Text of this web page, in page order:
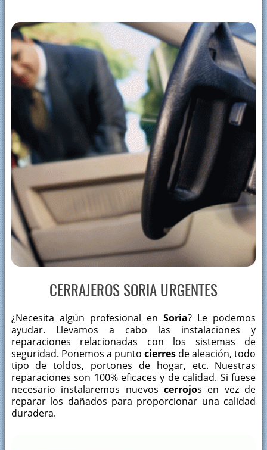
CERRAJEROS SORIA URGENTES
¿Necesita algún profesional en Soria? Le podemos
ayudar. Llevamos a cabo las instalaciones y
reparaciones relacionadas con los sistemas de
seguridad. Ponemos a puntocierres de aleación, todo
tipo de toldos, portones de hogar, etc. Nuestras
reparaciones son 100% eficaces y de calidad. Si fuese
necesario instalaremos nuevos cerrojos en vez de
reparar los dañados para proporcionar una calidad
duradera.